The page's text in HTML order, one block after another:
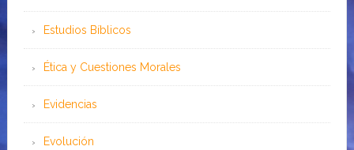
Estudios Bíblicos
Ética y Cuestiones Morales
Evidencias
Evolución